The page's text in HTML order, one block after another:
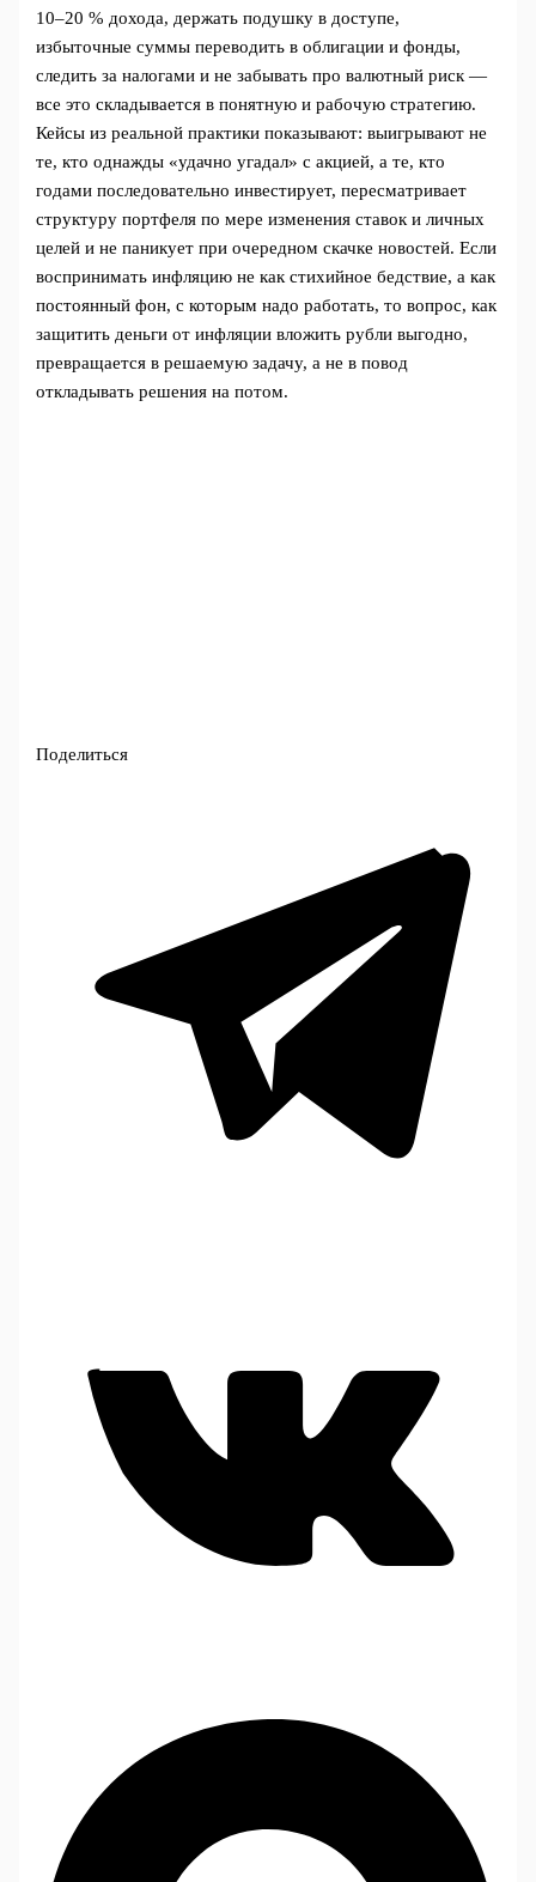
10–20 % дохода, держать подушку в доступе,
избыточные суммы переводить в облигации и фонды,
следить за налогами и не забывать про валютный риск —
все это складывается в понятную и рабочую стратегию.
Кейсы из реальной практики показывают: выигрывают не
те, кто однажды «удачно угадал» с акцией, а те, кто
годами последовательно инвестирует, пересматривает
структуру портфеля по мере изменения ставок и личных
целей и не паникует при очередном скачке новостей. Если
воспринимать инфляцию не как стихийное бедствие, а как
постоянный фон, с которым надо работать, то вопрос, как
защитить деньги от инфляции вложить рубли выгодно,
превращается в решаемую задачу, а не в повод
откладывать решения на потом.
Поделиться